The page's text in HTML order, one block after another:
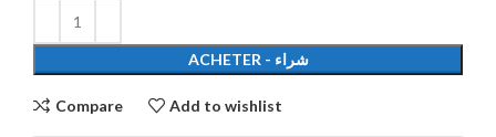
ACHETER - شراء
Compare Add to wishlist